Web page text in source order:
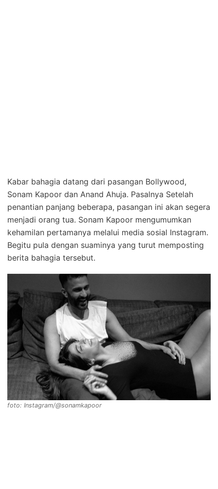
Kabar bahagia datang dari pasangan Bollywood,
Sonam Kapoor dan Anand Ahuja. Pasalnya Setelah
penantian panjang beberapa, pasangan ini akan segera
menjadi orang tua. Sonam Kapoor mengumumkan
kehamilan pertamanya melalui media sosial Instagram.
Begitu pula dengan suaminya yang turut memposting
berita bahagia tersebut.
foto: Instagram/@sonamkapoor